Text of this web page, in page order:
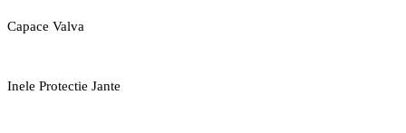
Capace Valva
Inele Protectie Jante